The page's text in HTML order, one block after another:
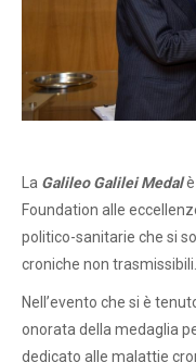
La Galileo Galilei Medalè
Foundation alle
politico-sanitarie che si
croniche non trasmissibili.
Nell’evento che si è
onorata della medaglia
dedicato alle malattie